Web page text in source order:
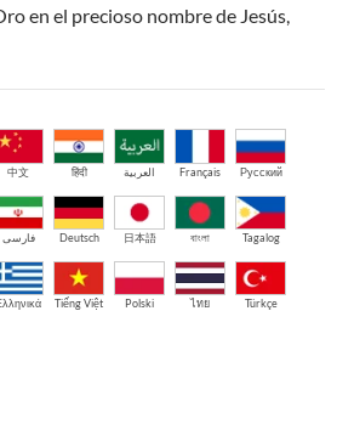
en el precioso nombre de Jesús,
中文 हिंदी العربية Français Русский
فارسی Deutsch 日本語 বাংলা Tagalog
Tiếng Việt Polski ไทย Türkçe